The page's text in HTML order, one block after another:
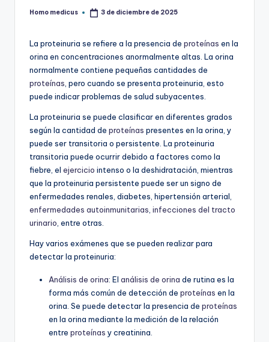
Publicado
Homo medicus 3 de diciembre de 2025
La proteinuria se refiere a la presencia de proteínas en la
orina en concentraciones anormalmente altas. La orina
normalmente contiene pequeñas cantidades de
proteínas , pero cuando se presenta proteinuria, esto
puede indicar problemas de salud subyacentes.
La proteinuria se puede clasificar en diferentes grados
según la cantidad de proteínas presentes en la orina, y
puede ser transitoria o persistente. La proteinuria
transitoria puede ocurrir debido a factores como la
fiebre, el ejercicio intenso o la deshidratación, mientras
que la proteinuria persistente puede ser un signo de
enfermedades renales, diabetes, hipertensión arterial,
enfermedades autoinmunitarias infecciones del tracto
urinario , entre otras.
Hay varios exámenes que se pueden realizar para
detectar la proteinuria:
Análisis de orina: El análisis de orina de rutina es la
forma más común de detección de proteínas en la
orina. Se puede detectar la presencia de proteínas
en la orina mediante la medición de la relación
entre proteínas y creatinina.